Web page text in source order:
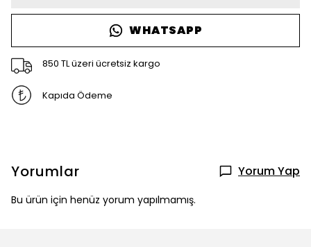
WHATSAPP
850 TL üzeri ücretsiz kargo
Kapıda Ödeme
Yorumlar Yorum Yap
Bu ürün için henüz yorum yapılmamış.